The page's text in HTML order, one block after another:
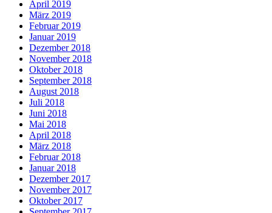
April 2019
März 2019
Februar 2019
Januar 2019
Dezember 2018
November 2018
Oktober 2018
September 2018
August 2018
Juli 2018
Juni 2018
Mai 2018
April 2018
März 2018
Februar 2018
Januar 2018
Dezember 2017
November 2017
Oktober 2017